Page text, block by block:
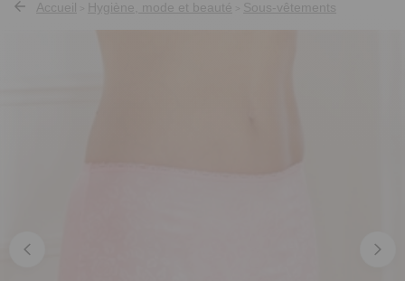
avec le code
Accueil Hygiène, mode et beauté Sous-vêtements